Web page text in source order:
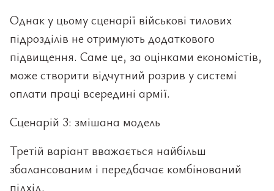
Однак у цьому сценарії військові тилових
підрозділів не отримують додаткового
підвищення. Саме це, за оцінками економістів,
може створити відчутний розрив у системі
оплати праці всередині армії.
Сценарій 3: змішана модель
Третій варіант вважається найбільш
збалансованим і передбачає комбінований
підхід.